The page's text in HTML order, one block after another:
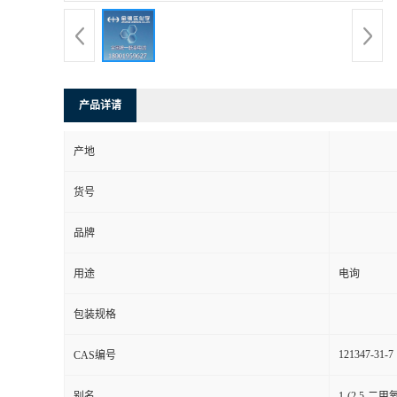
产品详请
产地
货号
品牌
用途 电询
包装规格
CAS编号 121347-31-7